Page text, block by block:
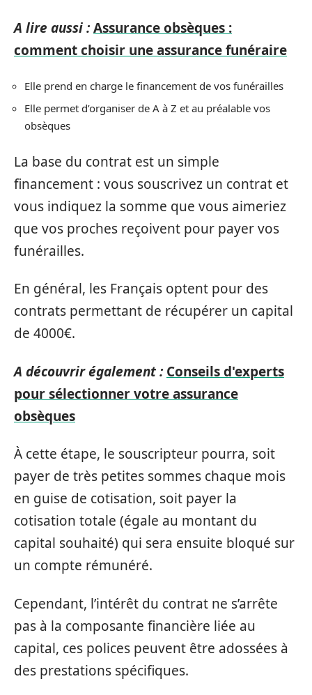
A lire aussi :Assurance obsèques :
comment choisir une assurance funéraire
Elle prend en charge le financement de vos funérailles
Elle permet d’organiser de A à Z et au préalable vos
obsèques
La base du contrat est un simple
financement : vous souscrivez un contrat et
vous indiquez la somme que vous aimeriez
que vos proches reçoivent pour payer vos
funérailles.
En général, les Français optent pour des
contrats permettant de récupérer un capital
de 4000€.
A découvrir également : Conseils d'experts
pour sélectionner votre assurance
obsèques
À cette étape, le souscripteur pourra, soit
payer de très petites sommes chaque mois
en guise de cotisation, soit payer la
cotisation totale (égale au montant du
capital souhaité) qui sera ensuite bloqué sur
un compte rémunéré.
Cependant, l’intérêt du contrat ne s’arrête
pas à la composante financière liée au
capital, ces polices peuvent être adossées à
des prestations spécifiques.